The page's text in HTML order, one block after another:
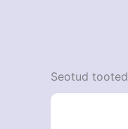
Seotud tooted